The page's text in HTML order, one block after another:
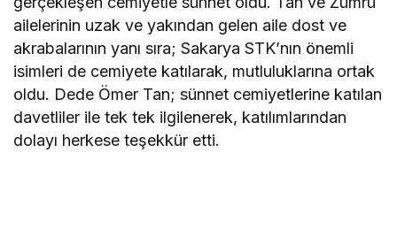
ailelerinin uzak ve yakından gelen aile dost ve
akrabalarının yanı sıra; Sakarya STK’nın önemli
isimleri de cemiyete katılarak, mutluluklarına ortak
oldu. Dede Ömer Tan; sünnet cemiyetlerine katılan
davetliler ile tek tek ilgilenerek, katılımlarından
dolayı herkese teşekkür etti.